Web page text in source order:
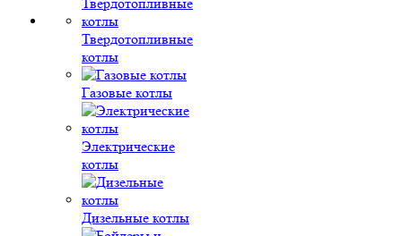
Твердотопливные
котлы
Газовые котлы
Электрические
котлы
Дизельные котлы